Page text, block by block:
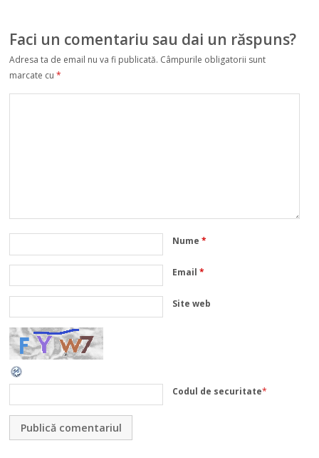
Faci un comentariu sau dai un răspuns?
Adresa ta de email nu va fi publicată. Câmpurile obligatorii sunt
marcate cu*
Nume*
Email*
Site web
Codul de securitate*